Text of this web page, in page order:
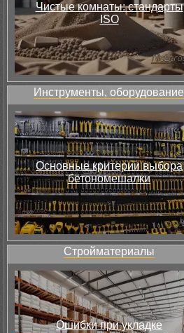
Чистые комнаты: стандарты
ISO
Инструменты, оборудование
Основные критерии выбора
бетономешалки
Стройматериалы
Ошибки при укладке